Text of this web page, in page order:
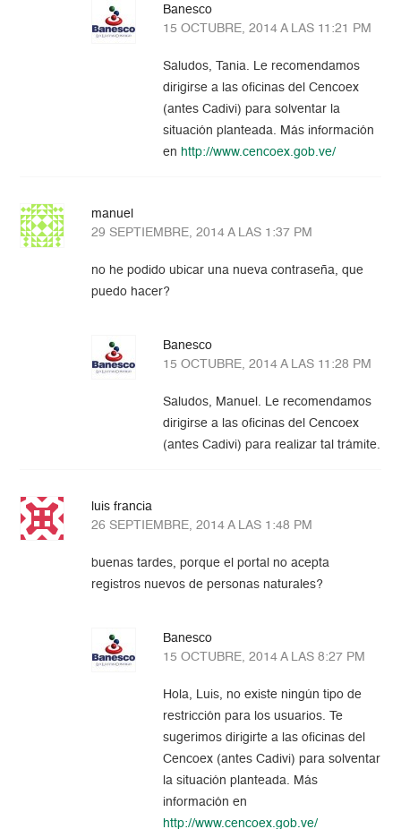
Banesco
15 OCTUBRE, 2014 A LAS 11:21 PM
Saludos, Tania. Le recomendamos
dirigirse a las oficinas del Cencoex
(antes Cadivi) para solventar la
situación planteada. Más información
en http://www.cencoex.gob.ve/
manuel
29 SEPTIEMBRE, 2014 A LAS 1:37 PM
no he podido ubicar una nueva contraseña, que
puedo hacer?
Banesco
15 OCTUBRE, 2014 A LAS 11:28 PM
Saludos, Manuel. Le recomendamos
dirigirse a las oficinas del Cencoex
(antes Cadivi) para realizar tal trámite.
luis francia
26 SEPTIEMBRE, 2014 A LAS 1:48 PM
buenas tardes, porque el portal no acepta
registros nuevos de personas naturales?
Banesco
15 OCTUBRE, 2014 A LAS 8:27 PM
Hola, Luis, no existe ningún tipo de
restricción para los usuarios. Te
sugerimos dirigirte a las oficinas del
Cencoex (antes Cadivi) para solventar
la situación planteada. Más
información en
http://www.cencoex.gob.ve/